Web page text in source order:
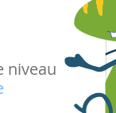
niveau